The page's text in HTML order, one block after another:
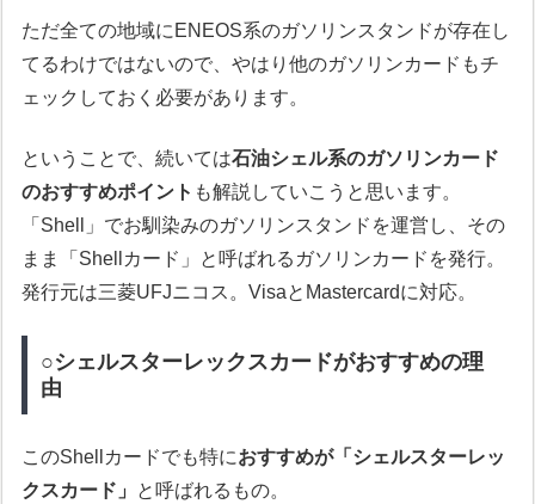
ただ全ての地域にENEOS系のガソリンスタンドが存在し
てるわけではないので、やはり他のガソリンカードもチ
ェックしておく必要があります。
ということで、続いては石油シェル系のガソリンカード
のおすすめポイント も解説していこうと思います。
「Shell」でお馴染みのガソリンスタンドを運営し、その
まま「Shellカード」と呼ばれるガソリンカードを発行。
発行元は三菱UFJニコス。VisaとMastercardに対応。
○シェルスターレックスカードがおすすめの理
由
このShellカードでも特におすすめが「シェルスターレッ
クスカード」
と呼ばれるもの。